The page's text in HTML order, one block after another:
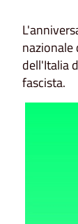
nazionale
dell'Italia
fascista.